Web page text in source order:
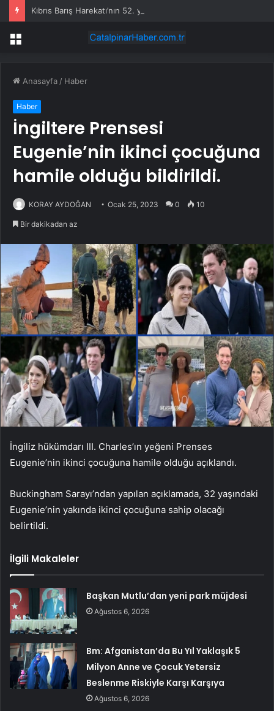
Menü
Anasayfa / Haber
Haber
İngiltere Prensesi
Eugenie’nin ikinci çocuğuna
hamile olduğu bildirildi.
KORAY AYDOĞAN Ocak 25, 2023 0 10
Bir dakikadan az
İngiliz hükümdarı III. Charles’ın yeğeni Prenses
Eugenie’nin ikinci çocuğuna hamile olduğu açıklandı.
Buckingham Sarayı’ndan yapılan açıklamada, 32 yaşındaki
Eugenie’nin yakında ikinci çocuğuna sahip olacağı
belirtildi.
İlgili Makaleler
Başkan Mutlu’dan yeni park müjdesi
Ağustos 6, 2026
Bm: Afganistan’da Bu Yıl Yaklaşık 5
Milyon Anne ve Çocuk Yetersiz
Beslenme Riskiyle Karşı Karşıya
Ağustos 6, 2026